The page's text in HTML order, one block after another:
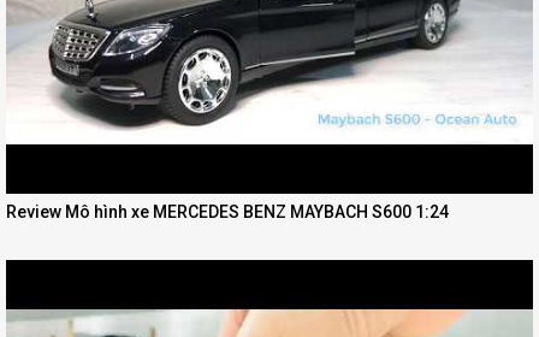
Review Mô hình xe MERCEDES BENZ MAYBACH S600 1:24